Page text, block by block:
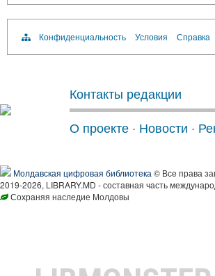
Конфиденциальность Условия Справка
Контакты редакции
О проекте · Новости ·
Молдавская цифровая библиотека © Все права
2019-2026, LIBRARY.MD - составная часть
Сохраняя наследие Молдовы